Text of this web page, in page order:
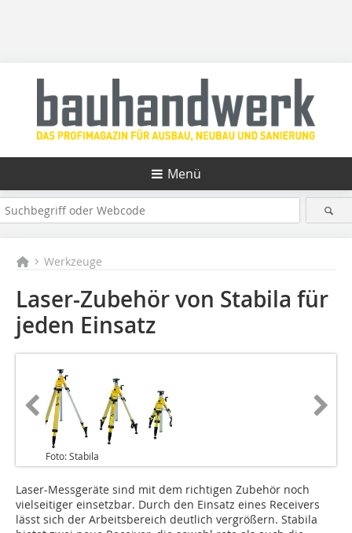
Menü
Werkzeuge
Laser-Zubehör von Stabila für
jeden Einsatz
Foto: Stabila
Laser-Messgeräte sind mit dem richtigen Zubehör noch
vielseitiger einsetzbar. Durch den Einsatz eines Receivers
lässt sich der Arbeitsbereich deutlich vergrößern. Stabila